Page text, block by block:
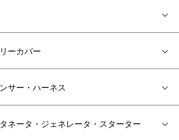
ーカバー
サー・ハーネス
ネータ・ジェネレータ・スターター